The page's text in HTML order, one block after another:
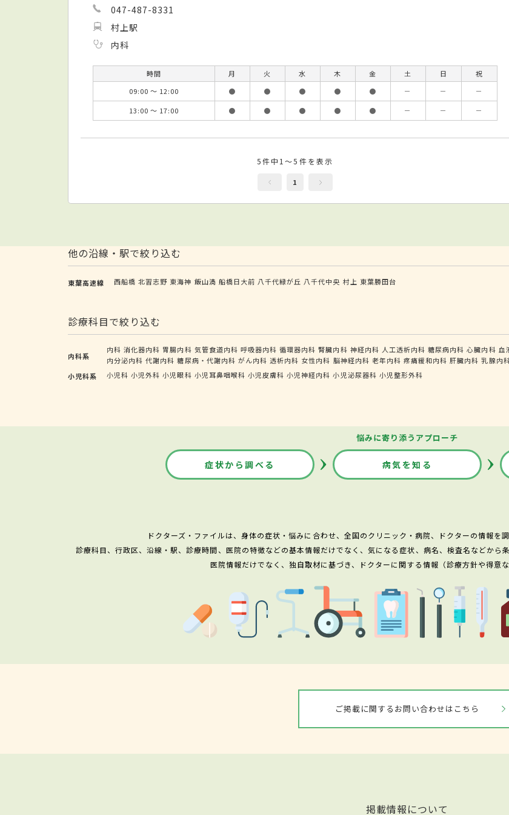
047-487-8331
村上駅
内科
時間 月 火 水 木 金 土 日
祝
09:00 ～ 12:00
● ● ● ● ● － －
－
13:00 ～ 17:00
● ● ● ● ● － － －
5件中1～5件を表示
1
他の沿線・駅で絞り込む
東葉高速線 西船橋 北習志野 東海神 飯山満 船橋日大前 八千代緑が丘 八千代中央 村上 東葉勝田台
診療科目で絞り込む
内科系
内科 消化器内科 胃腸内科 気管食道内科 呼吸器内科 循環器内科 腎臓内科 神経内科 人工透析内科 糖尿病内科 心臓内科 血
内分泌内科 代謝内科 糖尿病・代謝内科 がん内科 透析内科 女性内科 脳神経内科 老年内科 疼痛緩和内科 肝臓内科 乳腺内
小児科系
小児科 小児外科 小児眼科 小児耳鼻咽喉科 小児皮膚科 小児神経内科 小児泌尿器科 小児整形外科
悩みに寄り添うアプローチ
症状から調べる 病気を知る
ドクターズ・ファイルは、身体の症状・悩みに合わせ、全国のクリニック・病院、ドクターの情報を
診療科目、行政区、沿線・駅、診療時間、医院の特徴などの基本情報だけでなく、気になる症状、病名、検査名などから
医院情報だけでなく、独自取材に基づき、ドクターに関する情報（診療方針や得意
ご掲載に関するお問い合わせはこちら
掲載情報について